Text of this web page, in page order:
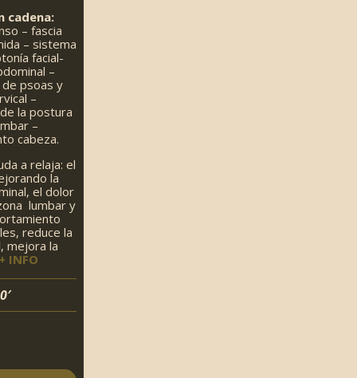
cadena:
– fascia
– sistema
facial-
–
psoas y
–
la postura
–
cabeza.
a relaja: el
la
el dolor
lumbar y
reduce la
mejora la
+ INFO